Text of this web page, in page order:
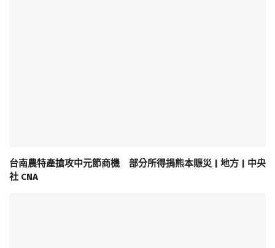
台南農特產搶攻中元節商機 部分所得捐熊本賑災 | 地方 | 中央
社 CNA